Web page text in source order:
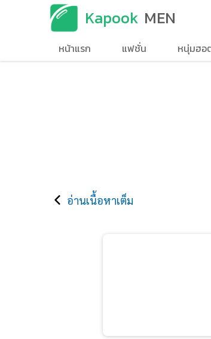
Kapook MEN
หน้าแรก แฟชั่น หนุ่มฮอ
อ่านเนื้อหาเต็ม